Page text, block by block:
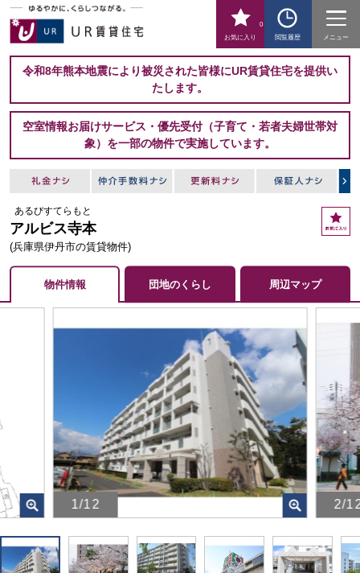
お気に入り
0
閲覧履歴
メニュー
令和8年熊本地震により被災された皆様にUR賃貸住宅を提供い
たします。
空室情報お届けサービス・優先受付（子育て・若者夫婦世帯対
象）を一部の物件で実施しています。
あるびすてらもと
アルビス寺本
(兵庫県伊丹市の賃貸物件)
お
気
物件情報 団地のくらし 周辺マップ
1/12
画
像
を
2/
画
像
を